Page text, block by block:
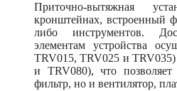
Приточно-вытяжная
кронштейнах, встроенный
либо инструментов.
элементам устройства
TRV015, TRV025 и
и TRV080), что позволяет
фильтр, но и вентилятор,